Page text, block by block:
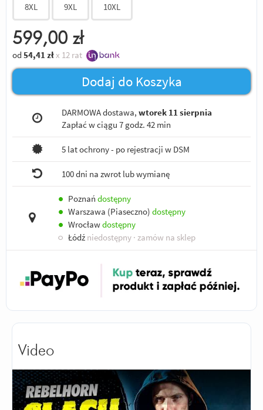
8XL 9XL 10XL
599,00 zł
od 54,41 zł x 12 rat
Dodaj do Koszyka
DARMOWA dostawa,wtorek 11 sierpnia
Zapłać w ciągu7 godz. 42 min
5 lat ochrony - po rejestracji w DSM
100 dni na zwrot lub wymianę
● Poznań dostępny
● Warszawa (Piaseczno) dostępny
● Wrocławdostępny
○ Łódź niedostępny · zamów na sklep
Video